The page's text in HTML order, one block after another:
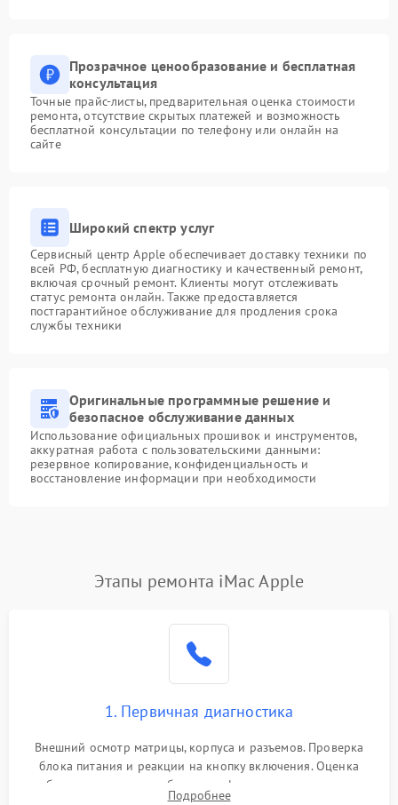
Прозрачное ценообразование и бесплатная
консультация
Точные прайс-листы, предварительная оценка стоимости
ремонта, отсутствие скрытых платежей и возможность
бесплатной консультации по телефону или онлайн на
сайте
Широкий спектр услуг
Сервисный центр Apple обеспечивает доставку техники по
всей РФ, бесплатную диагностику и качественный ремонт,
включая срочный ремонт. Клиенты могут отслеживать
статус ремонта онлайн. Также предоставляется
постгарантийное обслуживание для продления срока
службы техники
Оригинальные программные решение и
безопасное обслуживание данных
Использование официальных прошивок и инструментов,
аккуратная работа с пользовательскими данными:
резервное копирование, конфиденциальность и
восстановление информации при необходимости
Этапы ремонта iMac Apple
1. Первичная диагностика
Внешний осмотр матрицы, корпуса и разъемов. Проверка
блока питания и реакции на кнопку включения. Оценка
изображения, звука и работы периферии для сужения круга
Подробнее